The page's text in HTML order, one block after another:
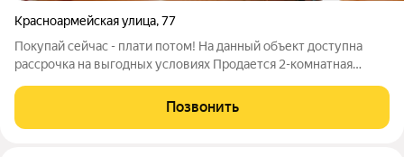
Красноармейская улица,77
Покупай сейчас - плати потом! На данный объект доступна
рассрочка на выгодных условиях Продается 2-комнатная
выполнен косметический ремонт. Окна ПВХ, на Санузел
раздельный , в кафеле,
Позвонить